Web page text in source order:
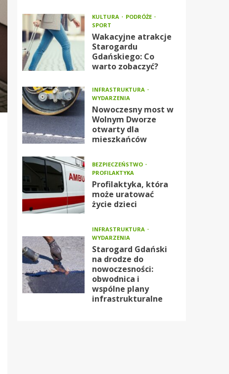
KULTURA
PODRÓŻE
SPORT
Wakacyjne atrakcje
Starogardu
Gdańskiego: Co
warto zobaczyć?
INFRASTRUKTURA
WYDARZENIA
Nowoczesny most w
Wolnym Dworze
otwarty dla
mieszkańców
BEZPIECZEŃSTWO
PROFILAKTYKA
Profilaktyka, która
może uratować
życie dzieci
INFRASTRUKTURA
WYDARZENIA
Starogard Gdański
na drodze do
nowoczesności:
obwodnica i
wspólne plany
infrastrukturalne